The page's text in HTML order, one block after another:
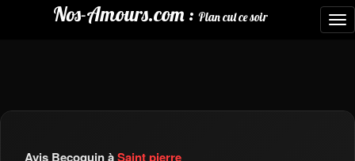
Nos-Amours.com : Plan cul ce soir
Avis Becoquin àSaint pierre